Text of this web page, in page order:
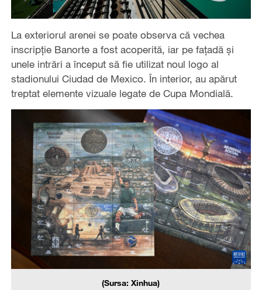
La exteriorul arenei se poate observa că vechea
inscripție Banorte a fost acoperită, iar pe fațadă și
unele intrări a început să fie utilizat noul logo al
stadionului Ciudad de Mexico. În interior, au apărut
treptat elemente vizuale legate de Cupa Mondială.
(Sursa: Xinhua)